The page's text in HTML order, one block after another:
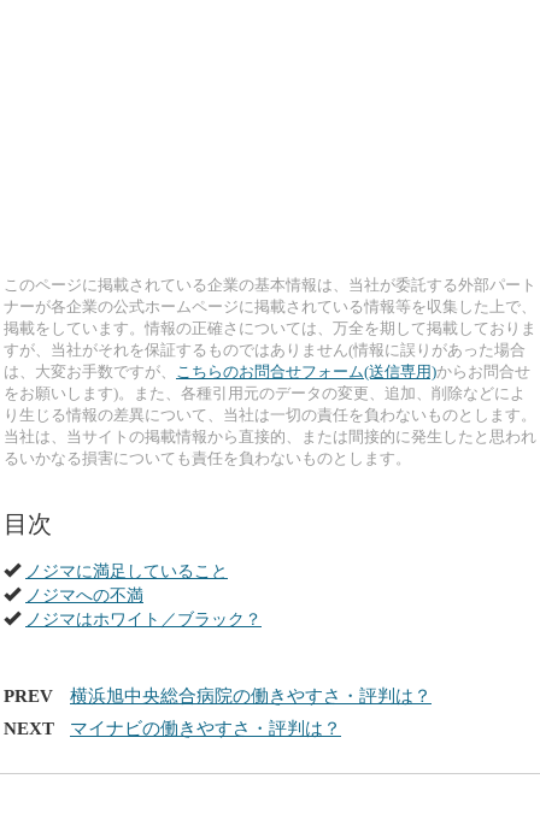
このページに掲載されている企業の基本情報は、当社が委託する外部パート
ナーが各企業の公式ホームページに掲載されている情報等を収集した上で、
掲載をしています。情報の正確さについては、万全を期して掲載しておりま
すが、当社がそれを保証するものではありません(情報に誤りがあった場合
は、大変お手数ですが、 こちらのお問合せフォーム(送信専用)からお問合せ
をお願いします)。また、各種引用元のデータの変更、追加、削除などによ
り生じる情報の差異について、当社は一切の責任を負わないものとします。
当社は、当サイトの掲載情報から直接的、または間接的に発生したと思われ
るいかなる損害についても責任を負わないものとします。
目次
ノジマに満足していること
ノジマへの不満
ノジマはホワイト／ブラック？
PREV
横浜旭中央総合病院の働きやすさ・評判は？
NEXT
マイナビの働きやすさ・評判は？